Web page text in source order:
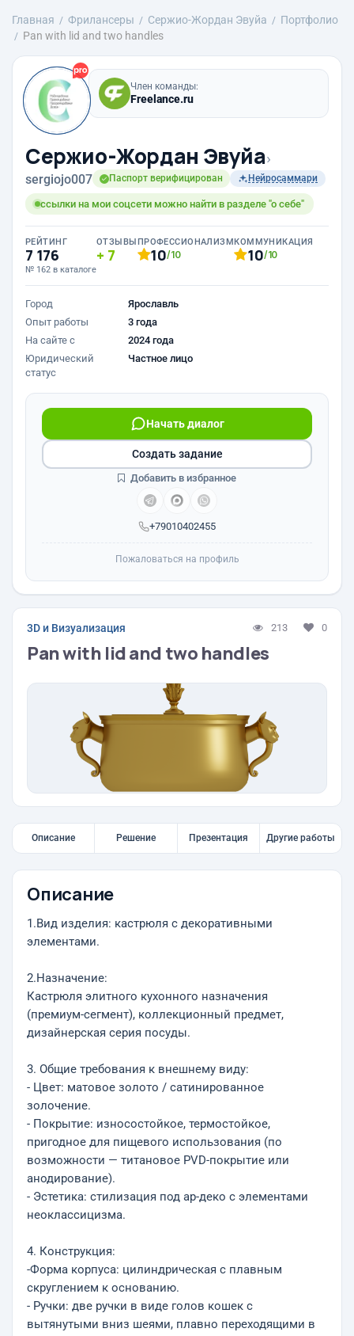
Главная Фрилансеры Сержио-Жордан Эвуйа
Портфолио
Pan with lid and two handles
Член команды:
Freelance.ru
Сержио-Жордан Эвуйа›
sergiojo007 Паспорт верифицирован Нейросаммари
ссылки на мои соцсети можно найти в разделе "о себе"
РЕЙТИНГ
7 176
№ 162 в каталоге
ОТЗЫВЫ
7
ПРОФЕССИОНАЛИЗМ
10/10
КОММУНИКАЦИЯ
10/10
Город
Ярославль
Опыт работы
3 года
На сайте с
2024 года
Юридический
статус
Частное лицо
+79010402455
Начать диалог
Создать задание
Добавить в избранное
Пожаловаться на профиль
3D и Визуализация 213 0
Pan with lid and two handles
Описание Решение Презентация Другие работы
Описание
1.Вид изделия: кастрюля с декоративными
элементами.
2.Назначение:
Кастрюля элитного кухонного назначения
(премиум-сегмент), коллекционный предмет,
дизайнерская серия посуды.
3. Общие требования к внешнему виду:
- Цвет: матовое золото / сатинированное
золочение.
- Покрытие: износостойкое, термостойкое,
пригодное для пищевого использования (по
возможности — титановое PVD-покрытие или
анодирование).
- Эстетика: стилизация под ар-деко с элементами
неоклассицизма.
4. Конструкция:
-Форма корпуса: цилиндрическая с плавным
скруглением к основанию.
- Ручки: две ручки в виде голов кошек с
вытянутыми вниз шеями, плавно переходящими в